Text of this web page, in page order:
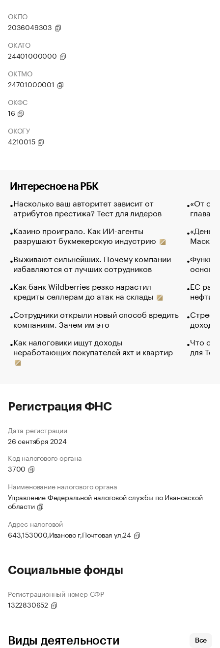
ОКПО
2036049303
ОКАТО
24401000000
ОКТМО
24701000001
ОКФС
16
ОКОГУ
4210015
Интересное на РБК
Насколько ваш авторитет зависит от
атрибутов престижа? Тест для лидеров
Казино проиграло. Как ИИ-агенты
разрушают букмекерскую индустрию
Выживают сильнейших. Почему компании
избавляются от лучших сотрудников
Как банк Wildberries резко нарастил
кредиты селлерам до атак на склады
Сотрудники открыли новый способ вредить
компаниям. Зачем им это
Как налоговики ищут доходы
неработающих покупателей яхт и квартир
«От
глава
Маск в
основ
ЕС
нефти
Что
для
Регистрация ФНС
Дата регистрации
26 сентября 2024
Код налогового органа
3700
Наименование налогового органа
Управление Федеральной налоговой службы по Ивановской
области
Адрес налоговой
643,153000,Иваново г,Почтовая ул,24
Социальные фонды
Регистрационный номер СФР
1322830652
Виды деятельности Все